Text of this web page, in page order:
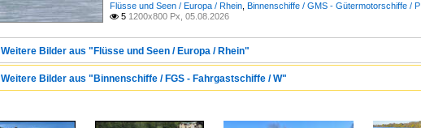
Flüsse und Seen / Europa / Rhein Binnenschiffe / GMS - Gütermotorschiffe / P
 5 1200x800 Px, 05.08.2026
Weitere Bilder aus "Flüsse und Seen / Europa / Rhein"
Weitere Bilder aus "Binnenschiffe / FGS - Fahrgastschiffe / W"